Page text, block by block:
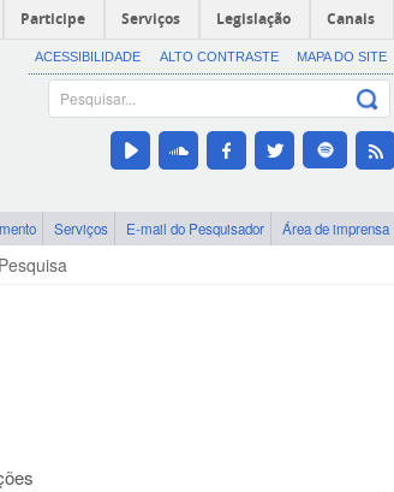
Participe Serviços Legislação Canais
ACESSIBILIDADE ALTO CONTRASTE MAPA DO SITE
Serviços E-mail do Pesquisador Área de imprensa